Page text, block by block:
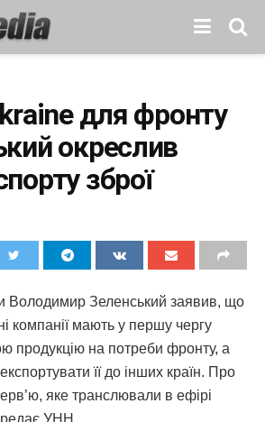
для фронту
окреслив
зброї
Володимир Зеленський заявив, що
компанії мають у першу чергу
продукцію на потреби фронту, а
її до інших країн. Про
яке транслювали в ефірі
УНН.